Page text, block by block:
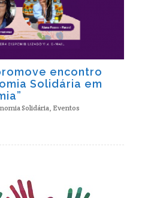
encontro
Solidária em
Solidária, Eventos